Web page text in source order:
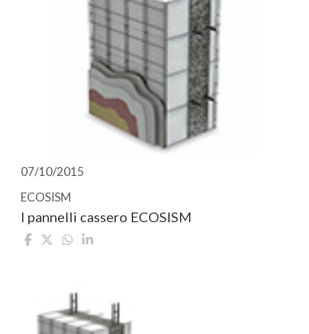
07/10/2015
ECOSISM
I pannelli cassero ECOSISM